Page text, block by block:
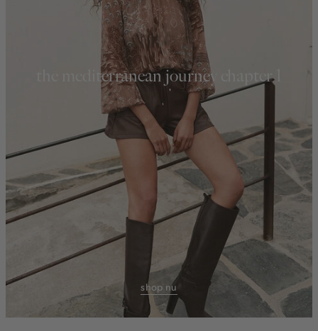
the mediterranean journey chapter 1
shop nu